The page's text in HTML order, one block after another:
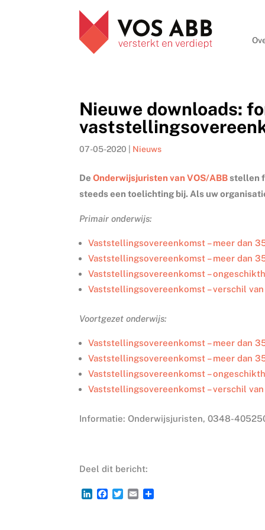
Nieuwe downloads:
07-05-2020 Nieuws
DeOnderwijsjuristen van VOS/ABB stellen
steeds een toelichting bij. Als uw
Primair onderwijs:
Vaststellingsovereenkomst – meer dan
Vaststellingsovereenkomst – meer dan
Vaststellingsovereenkomst –
Vaststellingsovereenkomst – verschil
Voortgezet onderwijs:
Vaststellingsovereenkomst – meer dan
Vaststellingsovereenkomst – meer dan
Vaststellingsovereenkomst –
Vaststellingsovereenkomst – verschil
Informatie: Onderwijsjuristen, 0348-
Deel dit bericht:
L
F
T
E